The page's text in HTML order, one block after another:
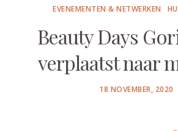
EVENEMENTEN & NETWERKEN
Beauty Days
verplaatst naar
POSTED
18 NOVEMBER, 2020